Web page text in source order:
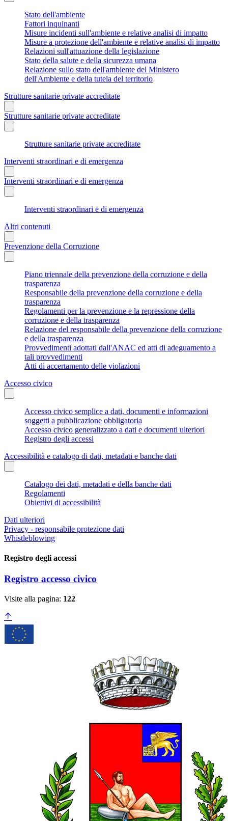
Stato dell'ambiente
Fattori inquinanti
Misure incidenti sull'ambiente e relative analisi di impatto
Misure a protezione dell'ambiente e relative analisi di impatto
Relazioni sull'attuazione della legislazione
Stato della salute e della sicurezza umana
Relazione sullo stato dell'ambiente del Ministero
dell'Ambiente e della tutela del territorio
Strutture sanitarie private accreditate
Strutture sanitarie private accreditate
Strutture sanitarie private accreditate
Interventi straordinari e di emergenza
Interventi straordinari e di emergenza
Interventi straordinari e di emergenza
Altri contenuti
Prevenzione della Corruzione
Piano triennale della prevenzione della corruzione e della
trasparenza
Responsabile della prevenzione della corruzione e della
trasparenza
Regolamenti per la prevenzione e la repressione della
corruzione e della trasparenza
Relazione del responsabile della prevenzione della corruzione
e della trasparenza
Provvedimenti adottati dall'ANAC ed atti di adeguamento a
tali provvedimenti
Atti di accertamento delle violazioni
Accesso civico
Accesso civico semplice a dati, documenti e informazioni
soggetti a pubblicazione obbligatoria
Accesso civico generalizzato a dati e documenti ulteriori
Registro degli accessi
Accessibilità e catalogo di dati, metadati e banche dati
Catalogo dei dati, metadati e della banche dati
Regolamenti
Obiettivi di accessibilità
Dati ulteriori
Privacy - responsabile protezione dati
Whistleblowing
Registro degli accessi
Registro accesso civico
Visite alla pagina: 122